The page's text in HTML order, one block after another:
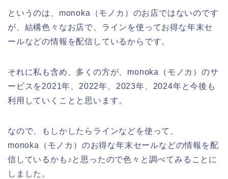
というのは、monoka（モノカ）のお店ではないのです
が、結構色々なお店で、ラインを使ってお得な年末セ
ールなどの情報を配信しているからです。
それに私も含め、多くの方が、monoka（モノカ）のサ
ービスを2021年、2022年、2023年、2024年と今後も
利用していくことと思います。
なので、もしかしたらラインなどを使って、
monoka（モノカ）のお得な年末セールなどの情報を配
信しているかも♪と思ったので色々と調べてみることに
しました。